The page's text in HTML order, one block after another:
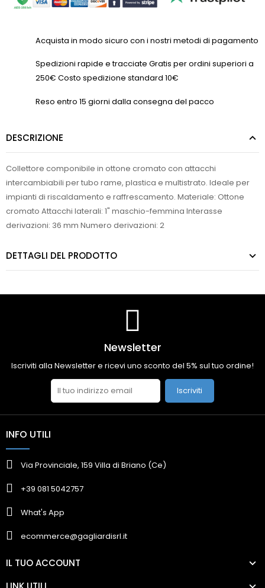
Acquista in modo sicuro con i nostri metodi di pagamento
Spedizioni rapide e tracciate Gratis per ordini superiori a
250€ Costo spedizione standard 10€
Reso entro 15 giorni dalla consegna del pacco
DESCRIZIONE
Collettore componibile in ottone cromato con attacchi
intercambiabili per tubo rame, plastica e multistrato. Ideale per
impianti di riscaldamento e raffrescamento. Materiale: Ottone
cromato Attacchi laterali: 1" maschio-femmina Interasse
derivazioni: 36 mm Numero derivazioni: 2
DETTAGLI DEL PRODOTTO
Newsletter
Iscriviti alla Newsletter e ricevi uno sconto del 5% sul tuo ordine!
Iscriviti
INFO UTILI
Via Provinciale, 159 Villa di Briano (Ce)
+39 081 5042757
What's App
ecommerce@gagliardisrl.it
IL TUO ACCOUNT